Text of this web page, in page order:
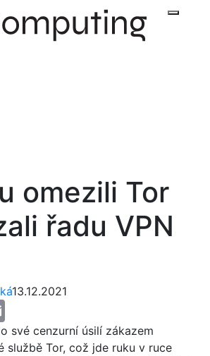
omezili Tor
řadu VPN
13.12.2021
své cenzurní úsilí zákazem
službě Tor, což jde ruku v ruce